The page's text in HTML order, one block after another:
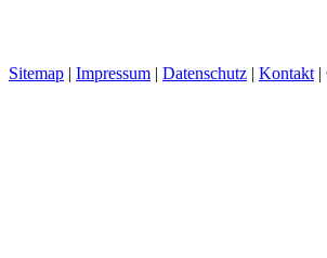
Sitemap | Impressum | Datenschutz | Kontakt |